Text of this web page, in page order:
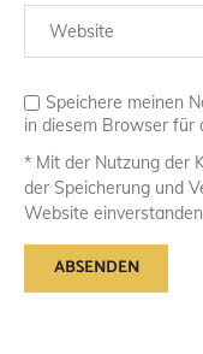
Speichere meinen
in diesem Browser für
* Mit der Nutzung der
der Speicherung und
Website